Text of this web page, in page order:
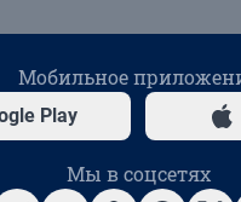
Мобильное
Play
Мы в соцсетях